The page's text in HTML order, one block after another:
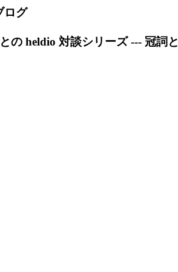
ログ
の heldio 対談シリーズ --- 冠詞と